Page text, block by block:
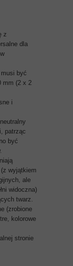
z
dla
być
mm (2 x 2
i
patrząc
być
wyjątkiem
ale
widoczna)
twarz.
(zrobione
kolorowe
stronie